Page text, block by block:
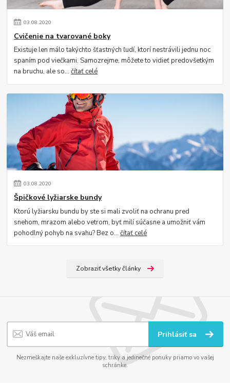
03.08.2020
Cvičenie na tvarované boky
Existuje len málo takýchto šťastných ľudí, ktorí nestrávili jednu noc
spaním pod viečkami. Samozrejme, môžete to vidieť predovšetkým
na bruchu, ale so...čítať celé
03.08.2020
Špičkové lyžiarske bundy
Ktorú lyžiarsku bundu by ste si mali zvoliť na ochranu pred
snehom, mrazom alebo vetrom, byť milí súčasne a umožniť vám
pohodlný pohyb na svahu? Bez o...čítať celé
Zobraziť všetky články
Prihlásiť sa
Nezmeškajte naše exkluzívne tipy, triky a jedinečné ponuky priamo vo vašej
schránke.